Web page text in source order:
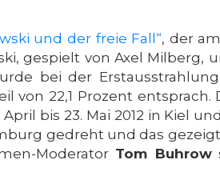
und der freie Fall“, der
gespielt von Axel Milberg,
bei der Erstausstrahlung
von 22,1 Prozent entsprach.
bis 23. Mai 2012 in Kiel
gedreht und das
Moderator Tom Buhrow